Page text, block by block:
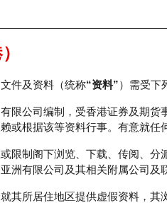
品 轮证市场统计 正股数据及
件及资料（统称“资料”）需受下
限公司编制，受香港证券及期货
或根据该等资料行事。有意就
限制阁下浏览、下载、传阅、
洲有限公司及其相关附属公司及
其所居住地区提供虚假资料，
仪
较